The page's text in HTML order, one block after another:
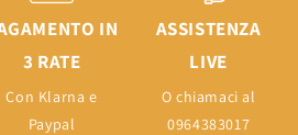
IN
3 RATE
Con Klarna e
Paypal
ASSISTENZA
LIVE
O chiamaci al
0964383017